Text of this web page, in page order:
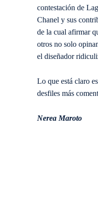
contestación de
Chanel y sus
de la cual afirmar
otros no solo
el diseñador
Lo que está claro
desfiles más
Nerea Maroto